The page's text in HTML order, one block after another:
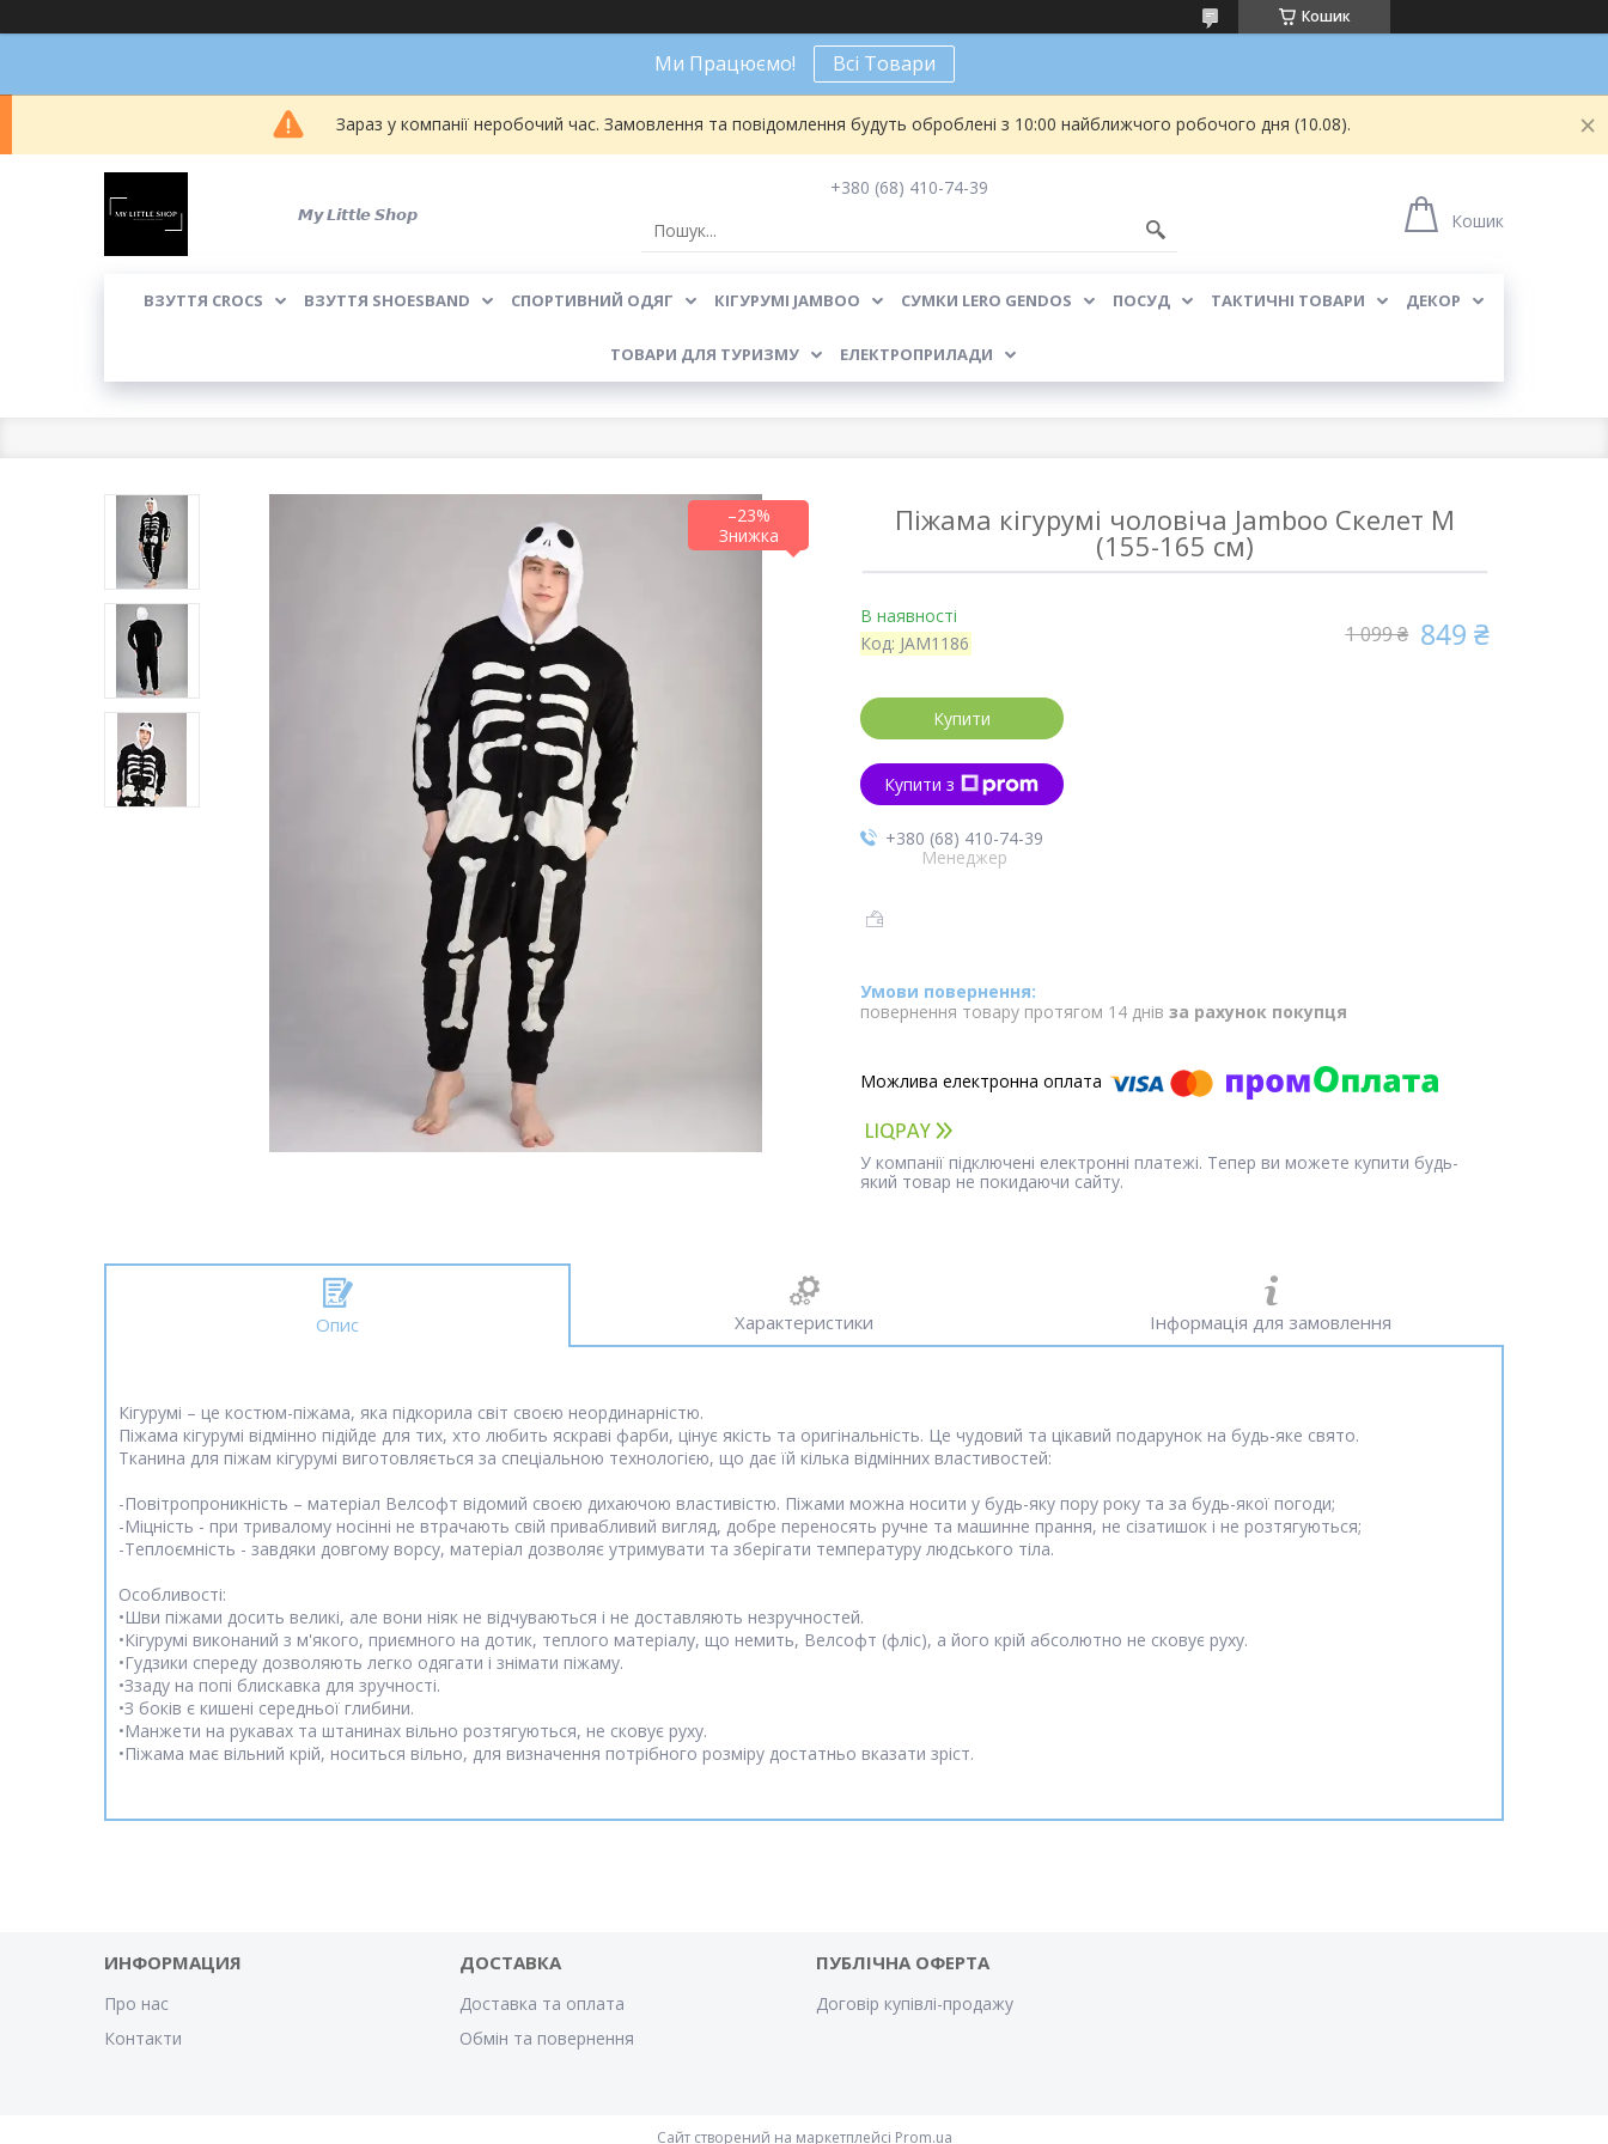
Кошик
Ми Працюємо! Всі Товари
Зараз у компанії неробочий час. Замовлення та повідомлення будуть оброблені з 10:00 найближчого робочого дня (10.08).
𝙈𝙮 𝙇𝙞𝙩𝙩𝙡𝙚 𝙎𝙝𝙤𝙥
+380 (68) 410-74-39
Кошик
ВЗУТТЯ CROCS ВЗУТТЯ SHOESBAND СПОРТИВНИЙ ОДЯГ КІГУРУМІ JAMBOO СУМКИ LERO GENDOS ПОСУД ТАКТИЧНІ ТОВАРИ ДЕКОР
ТОВАРИ ДЛЯ ТУРИЗМУ ЕЛЕКТРОПРИЛАДИ
–23% Піжама кігурумі чоловіча Jamboo Скелет M
(155-165 см)
В наявності
Код: JAM1186 1 099 ₴ 849 ₴
Купити
Купити з
+380 (68) 410-74-39
Менеджер
повернення товару протягом 14 днів за рахунок покупця
У компанії підключені електронні платежі. Тепер ви можете купити будь-
який товар не покидаючи сайту.
Опис Характеристики Інформація для замовлення
Кігурумі – це костюм-піжама, яка підкорила світ своєю неординарністю.
Піжама кігурумі відмінно підійде для тих, хто любить яскраві фарби, цінує якість та оригінальність. Це чудовий та цікавий подарунок на будь-яке свято.
Тканина для піжам кігурумі виготовляється за спеціальною технологією, що дає їй кілька відмінних властивостей:
-Повітропроникність – матеріал Велсофт відомий своєю дихаючою властивістю. Піжами можна носити у будь-яку пору року та за будь-якої погоди;
-Міцність - при тривалому носінні не втрачають свій привабливий вигляд, добре переносять ручне та машинне прання, не сізатишок і не розтягуються;
-Теплоємність - завдяки довгому ворсу, матеріал дозволяє утримувати та зберігати температуру людського тіла.
Особливості:
•Шви піжами досить великі, але вони ніяк не відчуваються і не доставляють незручностей.
•Кігурумі виконаний з м'якого, приємного на дотик, теплого матеріалу, що немить, Велсофт (фліс), а його крій абсолютно не сковує руху.
•Гудзики спереду дозволяють легко одягати і знімати піжаму.
•Ззаду на попі блискавка для зручності.
•З боків є кишені середньої глибини.
•Манжети на рукавах та штанинах вільно розтягуються, не сковує руху.
•Піжама має вільний крій, носиться вільно, для визначення потрібного розміру достатньо вказати зріст.
ИНФОРМАЦИЯ
Про нас
Контакти
ДОСТАВКА
Доставка та оплата
Обмін та повернення
ПУБЛІЧНА ОФЕРТА
Договір купівлі-продажу
Сайт створений на маркетплейсі Prom.ua